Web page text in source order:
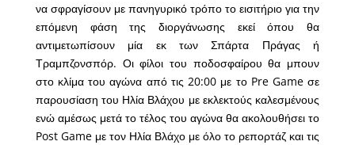
να σφραγίσουν με πανηγυρικό τρόπο το εισιτήριο για την
επόμενη φάση της διοργάνωσης εκεί όπου θα
αντιμετωπίσουν μία εκ των Σπάρτα Πράγας ή
Τραμπζονσπόρ. Οι φίλοι του ποδοσφαίρου θα μπουν
στο κλίμα του αγώνα από τις 20:00 με το Pre Game σε
παρουσίαση του Ηλία Βλάχου με εκλεκτούς καλεσμένους
ενώ αμέσως μετά το τέλος του αγώνα θα ακολουθήσει το
Post Game με τον Ηλία Βλάχο με όλο το ρεπορτάζ και τις